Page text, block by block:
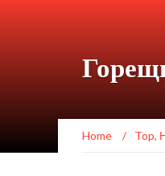
Home / Top,